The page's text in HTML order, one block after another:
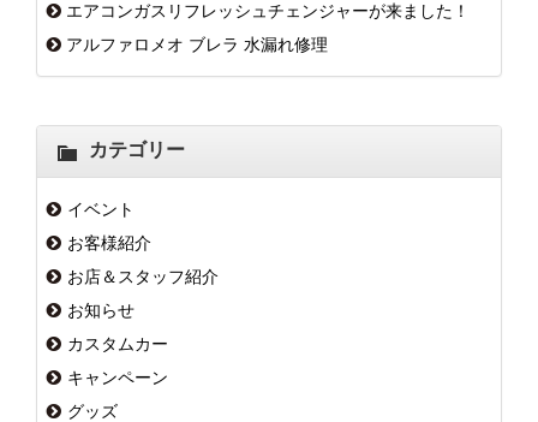
エアコンガスリフレッシュチェンジャーが来ました！
アルファロメオ ブレラ 水漏れ修理
カテゴリー
イベント
お客様紹介
お店＆スタッフ紹介
お知らせ
カスタムカー
キャンペーン
グッズ